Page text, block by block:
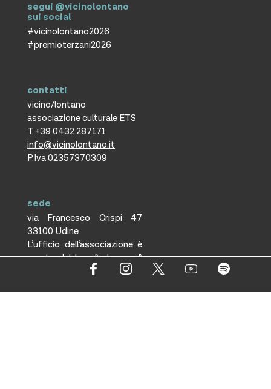
segui @vicinolontano
sui social
#vicinolontano2026
#premioterzani2026
contatti
vicino/lontano
associazione culturale ETS
T +39 0432 287171
info@vicinolontano.it
P.Iva 02357370309
sede
via Francesco Crispi 47
33100 Udine
L’ufficio dell’associazione è
aperto dal lunedì al venerdì
dalle 9.30 alle 12.30